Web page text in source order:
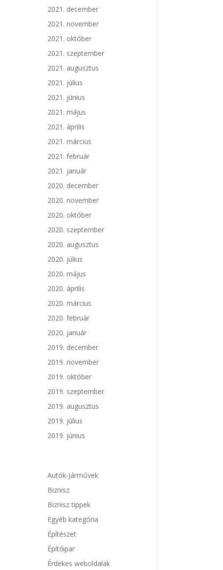
2021. december
2021. november
2021. október
2021. szeptember
2021. augusztus
2021. július
2021. június
2021. május
2021. április
2021. március
2021. február
2021. január
2020. december
2020. november
2020. október
2020. szeptember
2020. augusztus
2020. július
2020. május
2020. április
2020. március
2020. február
2020. január
2019. december
2019. november
2019. október
2019. szeptember
2019. augusztus
2019. július
2019. június
Autók-Járművek
Biznisz
Biznisz tippek
Egyéb kategória
Építészet
Építőipar
Érdekes weboldalak